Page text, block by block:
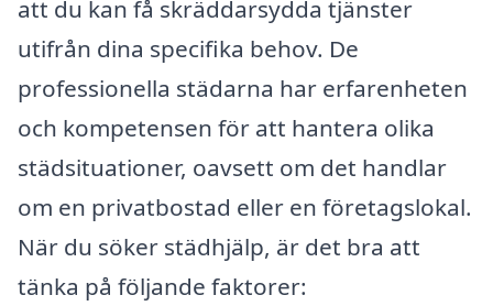
att du kan få skräddarsydda tjänster
utifrån dina specifika behov. De
professionella städarna har erfarenheten
och kompetensen för att hantera olika
städsituationer, oavsett om det handlar
om en privatbostad eller en företagslokal.
När du söker städhjälp, är det bra att
tänka på följande faktorer: